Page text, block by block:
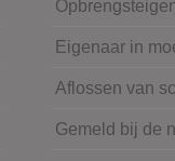
Eigenaar in
Aflossen van
Gemeld bij de